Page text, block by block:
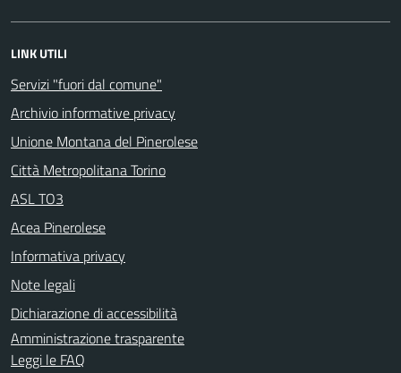
LINK UTILI
Servizi "fuori dal comune"
Archivio informative privacy
Unione Montana del Pinerolese
Città Metropolitana Torino
ASL TO3
Acea Pinerolese
Informativa privacy
Note legali
Dichiarazione di accessibilità
Amministrazione trasparente
Leggi le FAQ